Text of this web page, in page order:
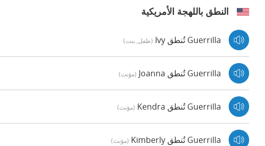
النطق باللهجة الأمريكية
Guerrilla تُنطق Ivy (طفل, بنت)
Guerrilla تُنطق Joanna (مؤنث)
Guerrilla تُنطق Kendra (مؤنث)
Guerrilla تُنطق Kimberly (مؤنث)